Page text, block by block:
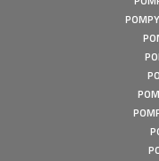
Fotowoltaika
Pompa ciepła
Pompa ciepła Wola
Fotowoltaika